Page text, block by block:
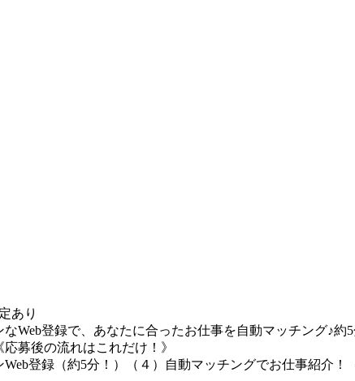
あり
登録で、あなたに合ったお仕事を自動マッチング♪約
募後の流れはこれだけ！》
登録（約5分！）（４）自動マッチングでお仕事紹介